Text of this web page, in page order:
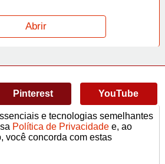
Abrir
Pinterest YouTube
A Frase.
Frases
Vídeos
e tecnologias semelhantes
Política de Privacidade e, ao
você concorda com estas